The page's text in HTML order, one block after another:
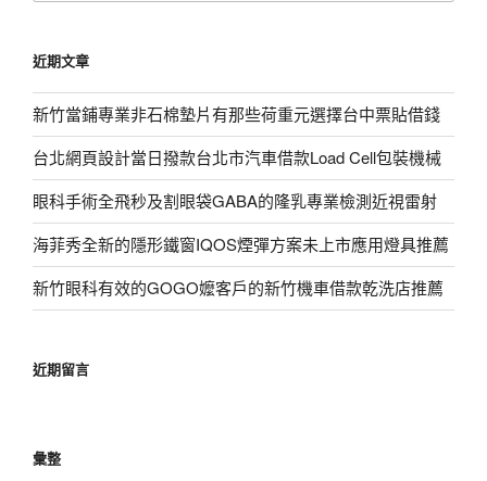
字:
近期文章
新竹當鋪專業非石棉墊片有那些荷重元選擇台中票貼借錢
台北網頁設計當日撥款台北市汽車借款Load Cell包裝機械
眼科手術全飛秒及割眼袋GABA的隆乳專業檢測近視雷射
海菲秀全新的隱形鐵窗IQOS煙彈方案未上市應用燈具推薦
新竹眼科有效的GOGO嬤客戶的新竹機車借款乾洗店推薦
近期留言
彙整